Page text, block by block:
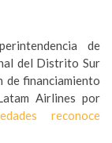
de
del Distrito Sur
de financiamiento
Airlines por
reconoce